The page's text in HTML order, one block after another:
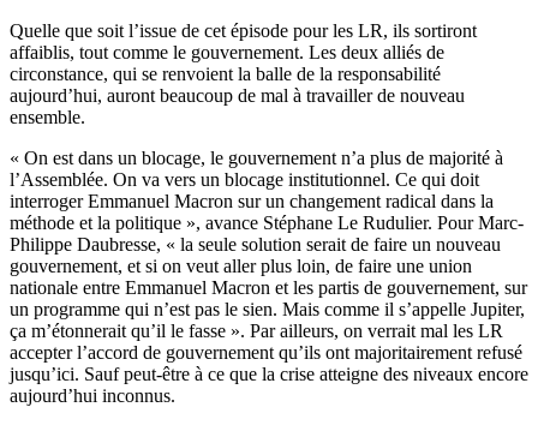
Quelle que soit l’issue de cet épisode pour les LR, ils sortiront
affaiblis, tout comme le gouvernement. Les deux alliés de
circonstance, qui se renvoient la balle de la responsabilité
aujourd’hui, auront beaucoup de mal à travailler de nouveau
ensemble.
« On est dans un blocage, le gouvernement n’a plus de majorité à
l’Assemblée. On va vers un blocage institutionnel. Ce qui doit
interroger Emmanuel Macron sur un changement radical dans la
méthode et la politique », avance Stéphane Le Rudulier. Pour Marc-
Philippe Daubresse, « la seule solution serait de faire un nouveau
gouvernement, et si on veut aller plus loin, de faire une union
nationale entre Emmanuel Macron et les partis de gouvernement, sur
un programme qui n’est pas le sien. Mais comme il s’appelle Jupiter,
ça m’étonnerait qu’il le fasse ». Par ailleurs, on verrait mal les LR
accepter l’accord de gouvernement qu’ils ont majoritairement refusé
jusqu’ici. Sauf peut-être à ce que la crise atteigne des niveaux encore
aujourd’hui inconnus.